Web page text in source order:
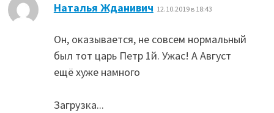
Наталья Жданивич 12.10.2019 в 18:43
Он, оказывается, не совсем нормальный
был тот царь Петр 1й. Ужас! А Август
ещё хуже намного
Загрузка...